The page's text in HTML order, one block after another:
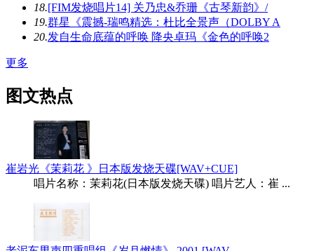
18.[FIM发烧唱片14] 关乃忠&乔珊《古琴新韵》/
19.群星《震撼-瑞鸣精选：杜比全景声（DOLBY A
20.发自生命底蕴的呼唤 降央卓玛《金色的呼唤2
更多
图文热点
崔岩光《茉莉花 》日本版发烧天碟[WAV+CUE]
唱片名称：茉莉花(日本版发烧天碟) 唱片艺人：崔 ...